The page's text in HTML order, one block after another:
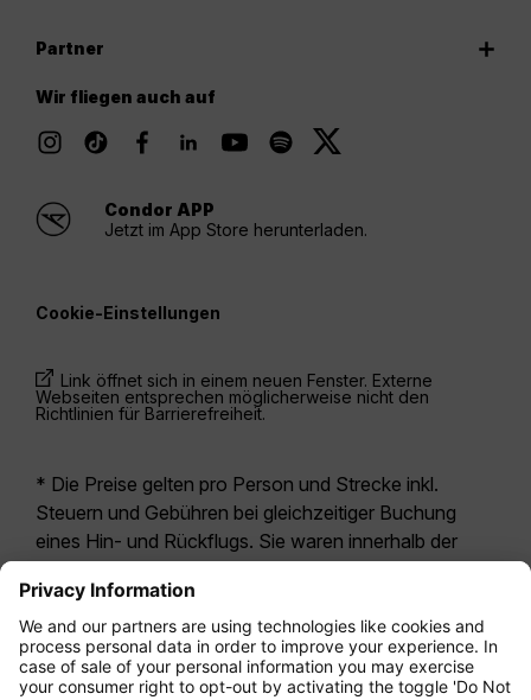
Partner
Wir fliegen auch auf
Condor APP
Jetzt im App Store herunterladen.
Cookie-Einstellungen
Link öffnet sich in einem neuen Fenster. Externe
Webseiten entsprechen möglicherweise nicht den
Richtlinien für Barrierefreiheit.
* Die Preise gelten pro Person und Strecke inkl.
Steuern und Gebühren bei gleichzeitiger Buchung
eines Hin- und Rückflugs. Sie waren innerhalb der
möglicherweise nicht mehr aktuell. Bei den für die
Economy Class angegebenen Tarifen handelt es
sich i.d.R. um Economy Zero, unsere restriktivste
Tarifoption. Es können hierfür zusätzliche Gebühren